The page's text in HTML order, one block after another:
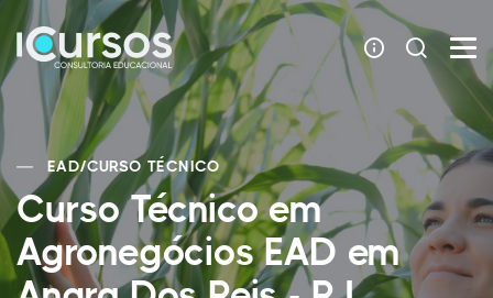
EAD/CURSO TÉCNICO
Curso Técnico em
Agronegócios EAD em